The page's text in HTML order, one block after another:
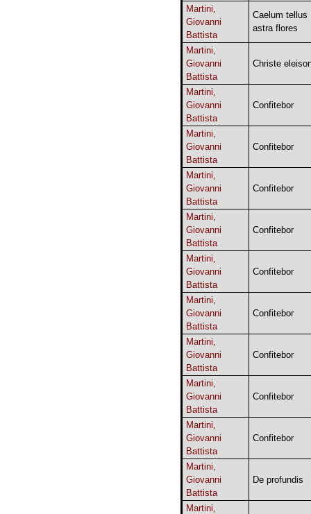
Martini,
Giovanni
Battista
Caelum tellus
astra flores
Martini,
Giovanni
Battista
Christe
Martini,
Giovanni
Battista
Confitebor
Martini,
Giovanni
Battista
Confitebor
Martini,
Giovanni
Battista
Confitebor
Martini,
Giovanni
Battista
Confitebor
Martini,
Giovanni
Battista
Confitebor
Martini,
Giovanni
Battista
Confitebor
Martini,
Giovanni
Battista
Confitebor
Martini,
Giovanni
Battista
Confitebor
Martini,
Giovanni
Battista
Confitebor
Martini,
Giovanni
Battista
De profundis
Martini,